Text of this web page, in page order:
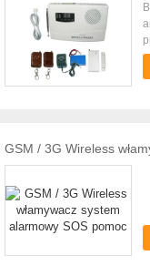
mówi.
GSM / 3G Wireless